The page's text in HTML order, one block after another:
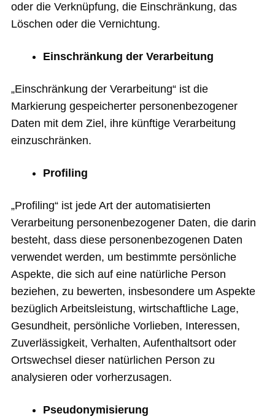
oder die Verknüpfung, die Einschränkung, das
Löschen oder die Vernichtung.
Einschränkung der Verarbeitung
„Einschränkung der Verarbeitung“ ist die
Markierung gespeicherter personenbezogener
Daten mit dem Ziel, ihre künftige Verarbeitung
einzuschränken.
Profiling
„Profiling“ ist jede Art der automatisierten
Verarbeitung personenbezogener Daten, die darin
besteht, dass diese personenbezogenen Daten
verwendet werden, um bestimmte persönliche
Aspekte, die sich auf eine natürliche Person
beziehen, zu bewerten, insbesondere um Aspekte
bezüglich Arbeitsleistung, wirtschaftliche Lage,
Gesundheit, persönliche Vorlieben, Interessen,
Zuverlässigkeit, Verhalten, Aufenthaltsort oder
Ortswechsel dieser natürlichen Person zu
analysieren oder vorherzusagen.
Pseudonymisierung